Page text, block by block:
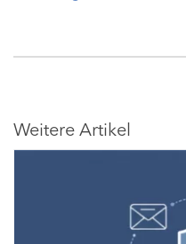
Weitere Artikel